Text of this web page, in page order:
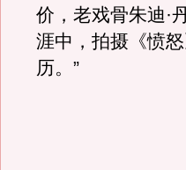
价，老戏骨朱迪·
涯中，拍摄《愤
历。”